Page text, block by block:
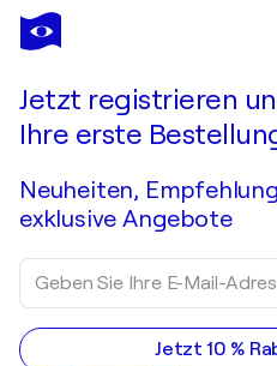
Jetzt registrieren
Ihre erste
Neuheiten,
exklusive Angebote
Jetzt 10 %